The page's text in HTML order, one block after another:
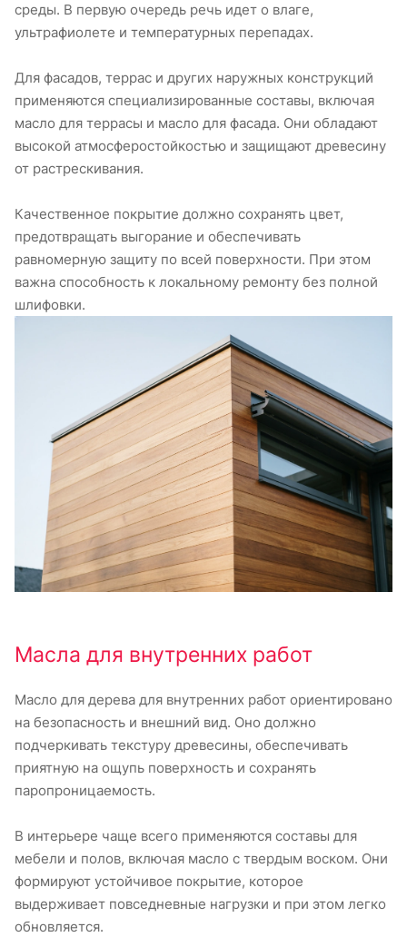
среды. В первую очередь речь идет о влаге,
ультрафиолете и температурных перепадах.
Для фасадов, террас и других наружных конструкций
применяются специализированные составы, включая
масло для террасы и масло для фасада. Они обладают
высокой атмосферостойкостью и защищают древесину
от растрескивания.
Качественное покрытие должно сохранять цвет,
предотвращать выгорание и обеспечивать
равномерную защиту по всей поверхности. При этом
важна способность к локальному ремонту без полной
шлифовки.
Масла для внутренних работ
Масло для дерева для внутренних работ ориентировано
на безопасность и внешний вид. Оно должно
подчеркивать текстуру древесины, обеспечивать
приятную на ощупь поверхность и сохранять
паропроницаемость.
В интерьере чаще всего применяются составы для
мебели и полов, включая масло с твердым воском. Они
формируют устойчивое покрытие, которое
выдерживает повседневные нагрузки и при этом легко
обновляется.